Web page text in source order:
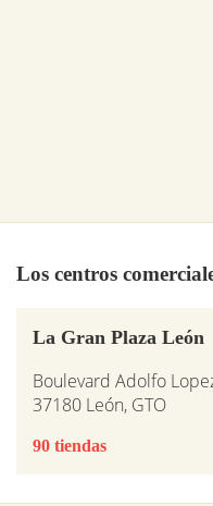
Los centros
La Gran Plaza León
Boulevard Adolfo
37180 León, GTO
90 tiendas